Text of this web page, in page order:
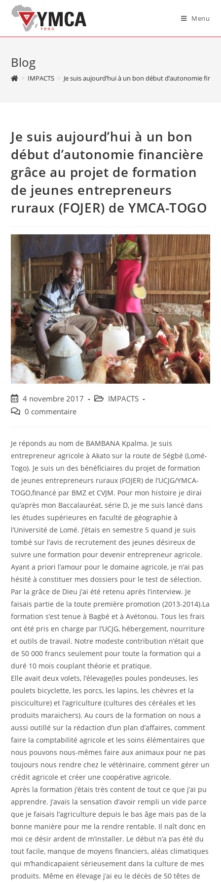
Menu
Blog
> IMPACTS > Je suis aujourd’hui à un bon début d’autonomie
Je suis aujourd’hui à un bon
début d’autonomie financière
grâce au projet de formation
de jeunes entrepreneurs
ruraux (FOJER) de YMCA-TOGO
4 novembre 2017
IMPACTS
0 commentaire
Je réponds au nom de BAMBANA Kpalma. Je suis
entrepreneur agricole à Akato sur la route de Ségbé (Lomé-
Togo). Je suis un des bénéficiaires du projet de formation
de jeunes entrepreneurs ruraux (FOJER) de l’UCJG/YMCA-
TOGO,financé par BMZ et CVJM. Pour mon histoire je dirai
qu’après mon Baccalauréat, série D, je me suis lancé dans
les études supérieures en faculté de géographie à
l’Université de Lomé. J’étais en semestre 5 quand je suis
tombé sur l’avis de recrutement des jeunes désireux de
suivre une formation pour devenir entrepreneur agricole.
Ayant a priori l’amour pour le domaine agricole, je n’ai pas
hésité à constituer mes dossiers pour le test de sélection.
Par la grâce de Dieu j’ai été retenu après l’interview. Je
faisais partie de la toute première promotion (2013-2014).La
formation s’est tenue à Bagbé et à Avétonou. Tous les frais
ont été pris en charge par l’UCJG, hébergement, nourriture
et outils de travail. Notre modeste contribution n’était que
de 50 000 francs seulement pour toute la formation qui a
duré 10 mois couplant théorie et pratique.
Elle avait deux volets, l’élevage(les poules pondeuses, les
poulets bicyclette, les porcs, les lapins, les chèvres et la
pisciculture) et l’agriculture (cultures des céréales et les
produits maraichers). Au cours de la formation on nous a
aussi outillé sur la rédaction d’un plan d’affaires, comment
faire la comptabilité agricole et les soins élémentaires que
nous pouvons nous-mêmes faire aux animaux pour ne pas
toujours nous rendre chez le vétérinaire, comment gérer un
crédit agricole et créer une coopérative agricole.
Après la formation j’étais très content de tout ce que j’ai pu
apprendre. J’avais la sensation d’avoir rempli un vide parce
que je faisais l’agriculture depuis le bas âge mais pas de la
bonne manière pour me la rendre rentable. Il naît donc en
moi ce désir ardent de m’installer. Le début n’a pas été du
tout facile, manque de moyens financiers, aléas climatiques
qui m’handicapaient sérieusement dans la culture de mes
produits. Même en élevage j’ai eu le décès de 50 têtes de